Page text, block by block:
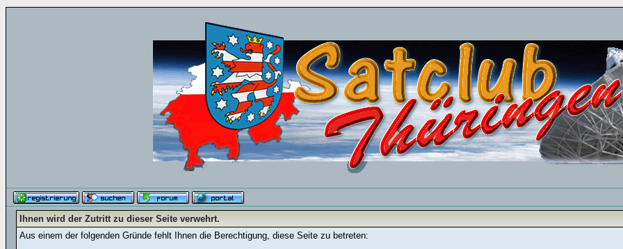
Ihnen wird der Zutritt zu dieser Seite verwehrt.
Aus einem der folgenden Gründe fehlt Ihnen die Berechtigung, diese Seite zu betreten: